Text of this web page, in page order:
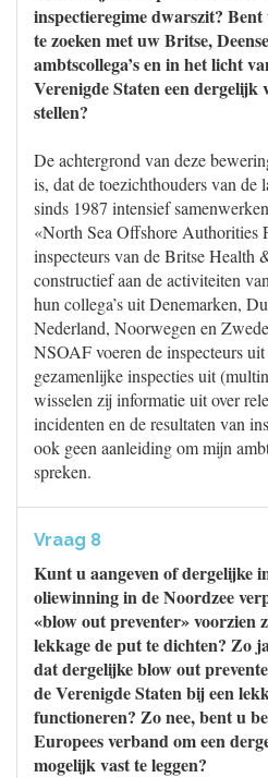
inspectieregime dwarszit?
te zoeken met uw Britse,
ambtscollega’s en in het licht
Verenigde Staten een dergelijk
stellen?
De achtergrond van deze
is, dat de toezichthouders van de
sinds 1987 intensief
«North Sea Offshore
inspecteurs van de Britse Health
constructief aan de activiteiten
hun collega’s uit Denemarken,
Nederland, Noorwegen en
NSOAF voeren de inspecteurs
gezamenlijke inspecties uit
wisselen zij informatie uit over
incidenten en de resultaten van
ook geen aanleiding om mijn
spreken.
Vraag 8
Kunt u aangeven of dergelijke
oliewinning in de Noordzee
«blow out preventer» voorzien
lekkage de put te dichten? Zo
dat dergelijke blow out
de Verenigde Staten bij een
functioneren? Zo nee, bent u
Europees verband om een
mogelijk vast te leggen?